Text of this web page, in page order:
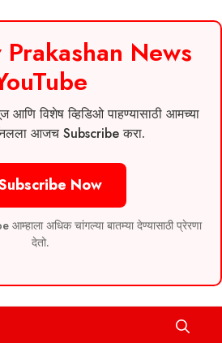
News
आणि विशेष व्हिडिओ पाहण्यासाठी आमच्या
आजच Subscribe करा.
Now
अधिक चांगल्या बातम्या देण्यासाठी प्रेरणा
देतो.